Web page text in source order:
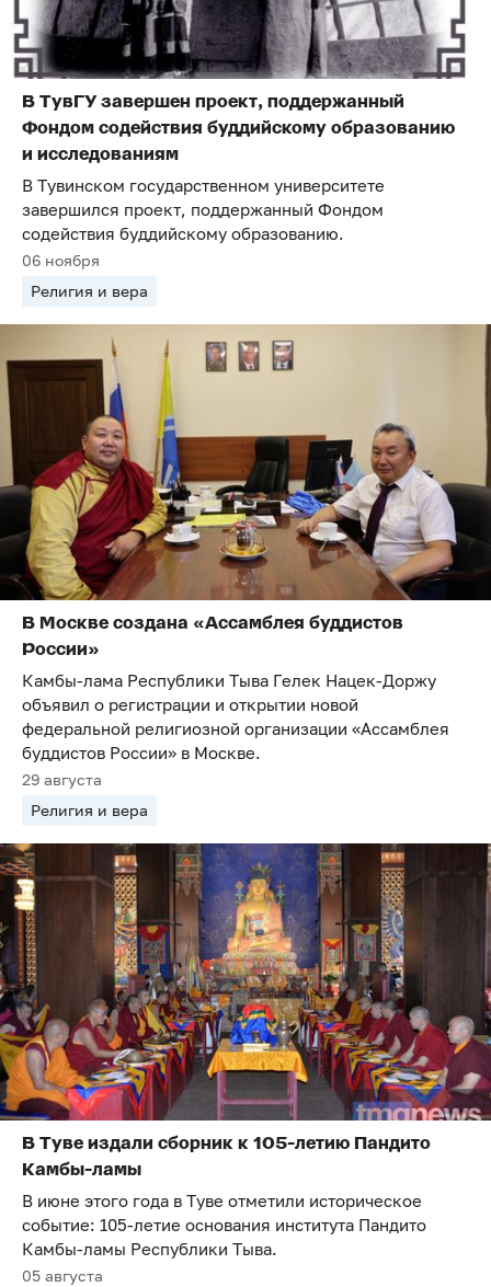
В ТувГУ завершен проект, поддержанный
Фондом содействия буддийскому образованию
и исследованиям
В Тувинском государственном университете
завершился проект, поддержанный Фондом
содействия буддийскому образованию.
06 ноября
Религия и вера
В Москве создана «Ассамблея буддистов
России»
Камбы-лама Республики Тыва Гелек Нацек-Доржу
объявил о регистрации и открытии новой
федеральной религиозной организации «Ассамблея
буддистов России» в Москве.
29 августа
Религия и вера
В Туве издали сборник к 105-летию Пандито
Камбы-ламы
В июне этого года в Туве отметили историческое
событие: 105-летие основания института Пандито
Камбы-ламы Республики Тыва.
05 августа